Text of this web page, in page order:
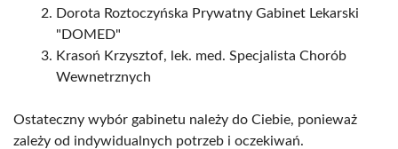
Dorota Roztoczyńska Prywatny Gabinet Lekarski
"DOMED"
Krasoń Krzysztof, lek. med. Specjalista Chorób
Wewnetrznych
Ostateczny wybór gabinetu należy do Ciebie, ponieważ
zależy od indywidualnych potrzeb i oczekiwań.